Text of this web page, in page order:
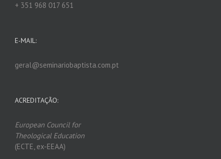
+ 351 968 017 651
E-MAIL:
geral@seminariobaptista.com.pt
ACREDITAÇÃO:
European Council for
Theological Education
(ECTE, ex-EEAA)